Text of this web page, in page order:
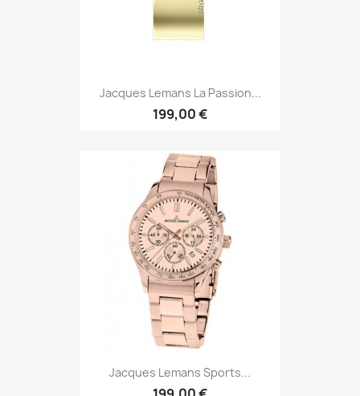
Jacques Lemans La Passion...
199,00 €
Jacques Lemans Sports...